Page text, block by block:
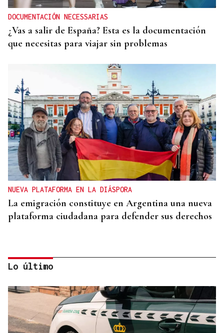
DOCUMENTACIÓN NECESSARIAS
¿Vas a salir de España? Esta es la documentación
que necesitas para viajar sin problemas
NUEVA PLATAFORMA EN LA DIÁSPORA
La emigración constituye en Argentina una nueva
plataforma ciudadana para defender sus derechos
Lo último